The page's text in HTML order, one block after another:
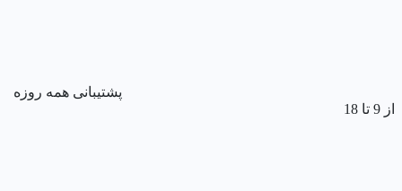
پشتیبانی همه روزه
از 9 تا 18